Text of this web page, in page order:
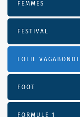
FEMMES
FESTIVAL
FOLIE VAGABONDE
FOOT
FORMULE 1